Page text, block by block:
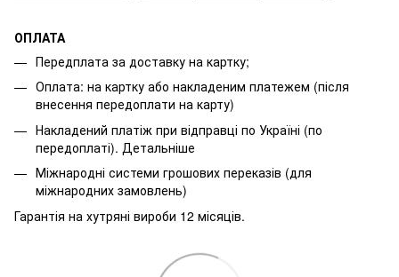
ОПЛАТА
Передплата за доставку на картку;
Оплата: на картку або накладеним платежем (після
внесення передоплати на карту)
Накладений платіж при відправці по Україні (по
передоплаті). Детальніше
Міжнародні системи грошових переказів (для
міжнародних замовлень)
Гарантія на хутряні вироби 12 місяців.